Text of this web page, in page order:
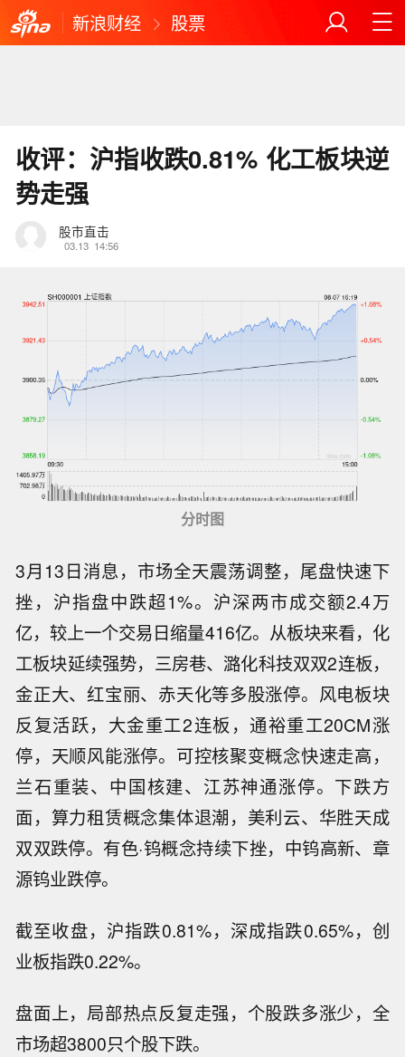
新浪财经 股票
收评：沪指收跌0.81% 化工板块逆
势走强
股市直击
03.13 14:56
分时图
3月13日消息，市场全天震荡调整，尾盘快速下
挫，沪指盘中跌超1%。沪深两市成交额2.4万
亿，较上一个交易日缩量416亿。从板块来看，化
工板块延续强势，三房巷、潞化科技双双2连板，
金正大、红宝丽、赤天化等多股涨停。风电板块
反复活跃，大金重工2连板，通裕重工20CM涨
停，天顺风能涨停。可控核聚变概念快速走高，
兰石重装、中国核建、江苏神通涨停。下跌方
面，算力租赁概念集体退潮，美利云、华胜天成
双双跌停。有色·钨概念持续下挫，中钨高新、章
源钨业跌停。
截至收盘，沪指跌0.81%，深成指跌0.65%，创
业板指跌0.22%。
盘面上，局部热点反复走强，个股跌多涨少，全
市场超3800只个股下跌。